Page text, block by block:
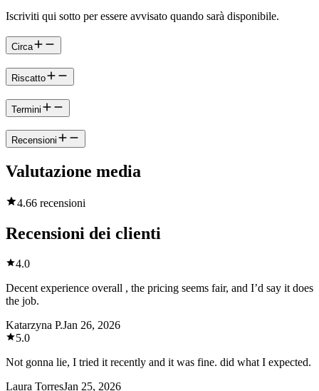
Iscriviti qui sotto per essere avvisato quando sarà disponibile.
Circa
Riscatto
Termini
Recensioni
Valutazione media
4.66 recensioni
Recensioni dei clienti
4.0
Decent experience overall , the pricing seems fair, and I’d say it does
the job.
Katarzyna P.Jan 26, 2026
5.0
Not gonna lie, I tried it recently and it was fine. did what I expected.
Laura TorresJan 25, 2026